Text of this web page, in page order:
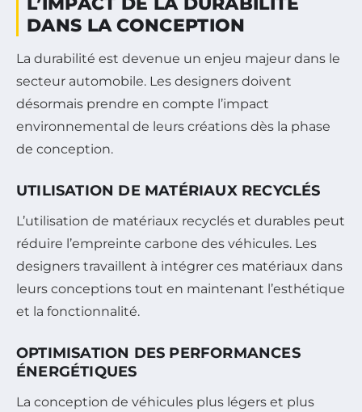
DANS LA CONCEPTION
La durabilité est devenue un enjeu majeur dans le
secteur automobile. Les designers doivent
désormais prendre en compte l’impact
environnemental de leurs créations dès la phase
de conception.
UTILISATION DE MATÉRIAUX RECYCLÉS
L’utilisation de matériaux recyclés et durables peut
réduire l’empreinte carbone des véhicules. Les
designers travaillent à intégrer ces matériaux dans
leurs conceptions tout en maintenant l’esthétique
et la fonctionnalité.
OPTIMISATION DES PERFORMANCES
ÉNERGÉTIQUES
La conception de véhicules plus légers et plus